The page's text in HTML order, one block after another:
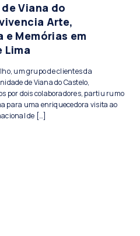
Viana do
Arte,
e Memórias em
Lima
um grupo de clientes da
de Viana do Castelo,
por dois colaboradores, partiu rumo
para uma enriquecedora visita ao
de […]